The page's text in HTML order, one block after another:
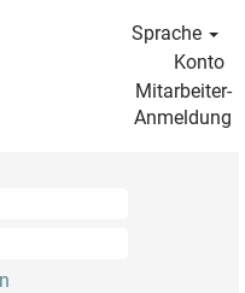
Sprache
Konto
Mitarbeiter-
Anmeldung